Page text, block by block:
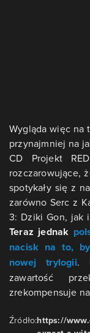
Wygląda więc na
przynajmniej na
CD Projekt
rozczarowujące,
spotykały się z
zarówno Serc z
3: Dziki Gon, jak
Teraz jednak
nacisk na to,
nowej trylogii.
zawartość
zrekompensuje
Źródło:https://